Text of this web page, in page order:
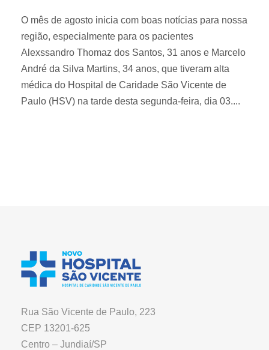
O mês de agosto inicia com boas notícias para nossa
região, especialmente para os pacientes
Alexssandro Thomaz dos Santos, 31 anos e Marcelo
André da Silva Martins, 34 anos, que tiveram alta
médica do Hospital de Caridade São Vicente de
Paulo (HSV) na tarde desta segunda-feira, dia 03....
Rua São Vicente de Paulo, 223
CEP 13201-625
Centro – Jundiaí/SP